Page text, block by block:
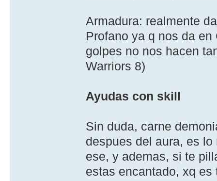
Armadura: realmente
Profano ya q nos da
golpes no nos hacen
Warriors 8)
Ayudas con skill
Sin duda, carne
despues del aura, es
ese, y ademas, si te
estas encantado, xq